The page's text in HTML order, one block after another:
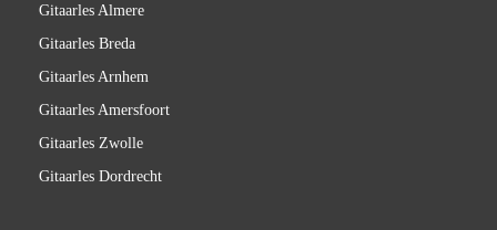
Gitaarles Almere
Gitaarles Breda
Gitaarles Arnhem
Gitaarles Amersfoort
Gitaarles Zwolle
Gitaarles Dordrecht